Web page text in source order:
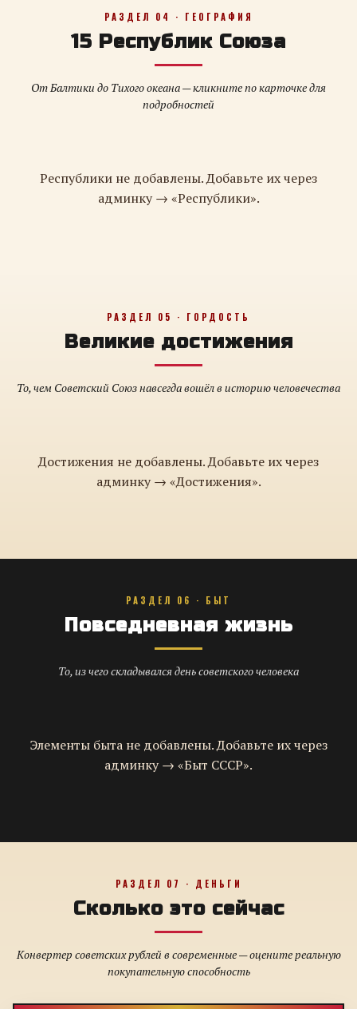
РАЗДЕЛ 04 · ГЕОГРАФИЯ
15 Республик Союза
От Балтики до Тихого океана — кликните по карточке для
подробностей
Республики не добавлены. Добавьте их через
админку → «Республики».
РАЗДЕЛ 05 · ГОРДОСТЬ
Великие достижения
То, чем Советский Союз навсегда вошёл в историю человечества
Достижения не добавлены. Добавьте их через
админку → «Достижения».
РАЗДЕЛ 06 · БЫТ
Повседневная жизнь
То, из чего складывался день советского человека
Элементы быта не добавлены. Добавьте их через
админку → «Быт СССР».
РАЗДЕЛ 07 · ДЕНЬГИ
Сколько это сейчас
Конвертер советских рублей в современные — оцените реальную
покупательную способность